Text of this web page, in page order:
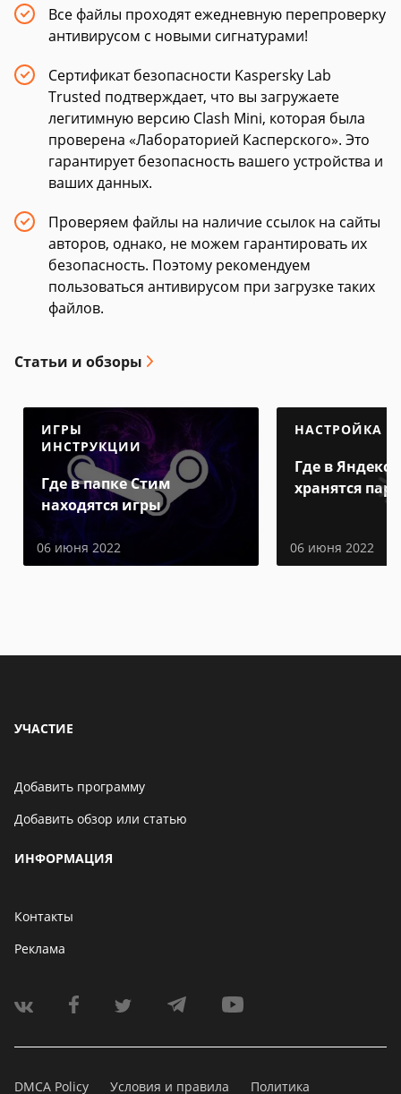
Все файлы проходят ежедневную перепроверку
антивирусом с новыми сигнатурами!
Сертификат безопасности Kaspersky Lab
Trusted подтверждает, что вы загружаете
легитимную версию Clash Mini, которая была
проверена «Лабораторией Касперского». Это
гарантирует безопасность вашего устройства и
ваших данных.
Проверяем файлы на наличие ссылок на сайты
авторов, однако, не можем гарантировать их
безопасность. Поэтому рекомендуем
пользоваться антивирусом при загрузке таких
файлов.
Статьи и обзоры
ИГРЫ
ИНСТРУКЦИИ
Где в папке Стим
находятся игры
06 июня 2022
НАСТРОЙКА
Где в Яндекс
хранятся
06 июня 2022
УЧАСТИЕ
Добавить программу
Добавить обзор или статью
ИНФОРМАЦИЯ
Контакты
Реклама
DMCA Policy Условия и правила Политика